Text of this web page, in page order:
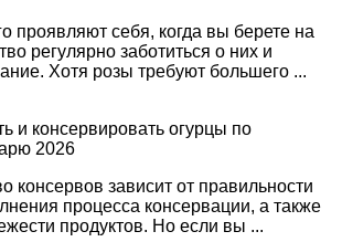
проявляют себя, когда вы берете на
регулярно заботиться о них и
Хотя розы требуют большего ...
и консервировать огурцы по
2026
консервов зависит от правильности
процесса консервации, а также
продуктов. Но если вы ...